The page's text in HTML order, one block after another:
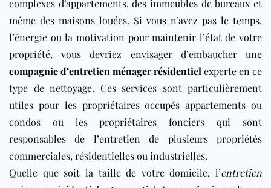
complexes d’appartements, des immeubles de bureaux et
même des maisons louées. Si vous n’avez pas le temps,
l’énergie ou la motivation pour maintenir l’état de votre
propriété, vous devriez envisager d’embaucher une
compagnie d’entretien ménager résidentiel experte en ce
type de nettoyage. Ces services sont particulièrement
utiles pour les propriétaires occupés appartements ou
condos ou les propriétaires fonciers qui sont
responsables de l’entretien de plusieurs propriétés
commerciales, résidentielles ou industrielles.
Quelle que soit la taille de votre domicile, l’entretien